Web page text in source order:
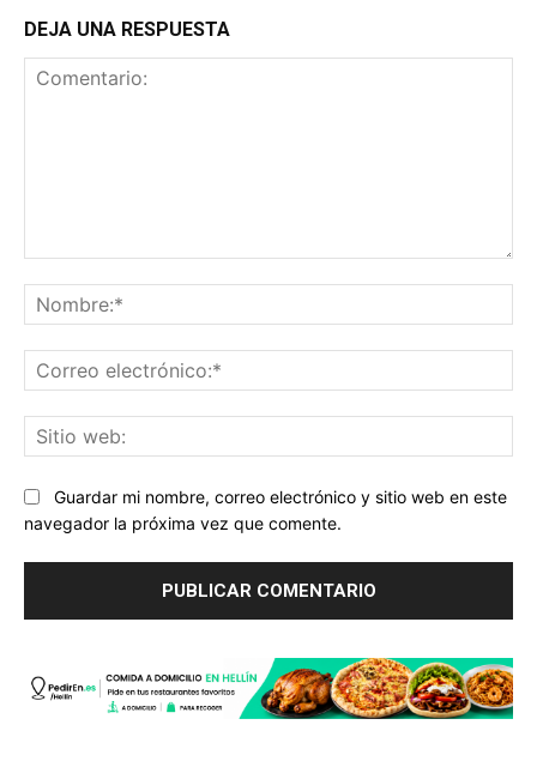
DEJA UNA RESPUESTA
Guardar mi nombre, correo electrónico y sitio web en este
navegador la próxima vez que comente.